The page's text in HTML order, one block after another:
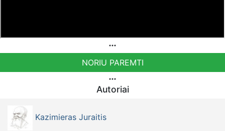
NORIU PAREMTI
Autoriai
Kazimieras Juraitis